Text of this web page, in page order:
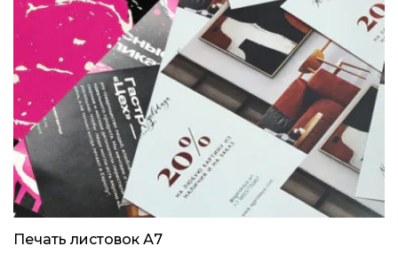
Печать листовок А7